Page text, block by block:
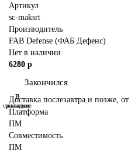
Артикул
sc-maksrt
Производитель
FAB Defense (ФАБ Дефенс)
Нет в наличии
6280 р
Закончился
В
закладки
В
сравнение
Доставка послезавтра и позже, от
Платформа
ПМ
Совместимость
ПМ